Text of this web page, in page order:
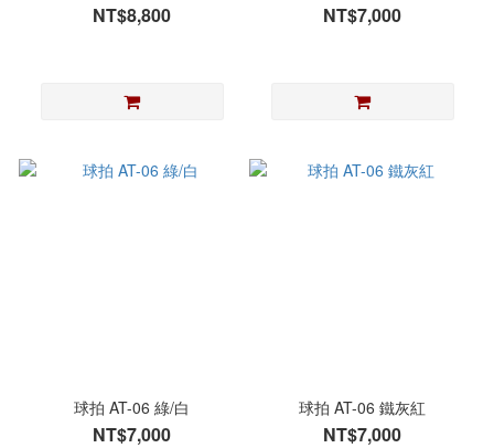
NT$8,800 NT$7,000
球拍 AT-06 綠/白
NT$7,000
球拍 AT-06 鐵灰紅
NT$7,000